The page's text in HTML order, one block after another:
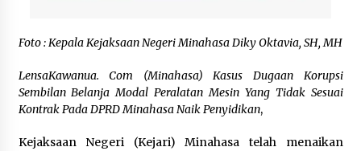
Foto : Kepala Kejaksaan Negeri Minahasa Diky Oktavia, SH, MH
LensaKawanua. Com (Minahasa) Kasus Dugaan Korupsi
Sembilan Belanja Modal Peralatan Mesin Yang Tidak Sesuai
Kontrak Pada DPRD Minahasa Naik Penyidikan,
Kejaksaan Negeri (Kejari) Minahasa telah menaikan